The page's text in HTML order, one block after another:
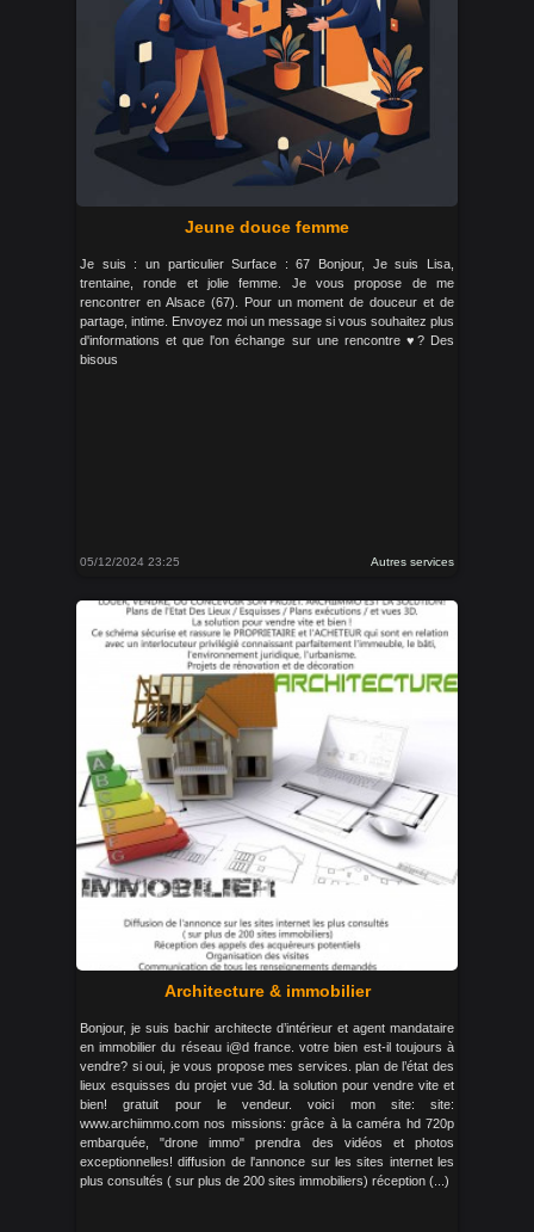
Jeune douce femme
Je suis : un particulier Surface : 67 Bonjour, Je suis Lisa,
trentaine, ronde et jolie femme. Je vous propose de me
rencontrer en Alsace (67). Pour un moment de douceur et de
partage, intime. Envoyez moi un message si vous souhaitez plus
d'informations et que l'on échange sur une rencontre ♥? Des
bisous
05/12/2024 23:25 Autres services
Architecture & immobilier
Bonjour, je suis bachir architecte d’intérieur et agent mandataire
en immobilier du réseau i@d france. votre bien est-il toujours à
vendre? si oui, je vous propose mes services. plan de l’état des
lieux esquisses du projet vue 3d. la solution pour vendre vite et
bien! gratuit pour le vendeur. voici mon site: site:
www.archiimmo.com nos missions: grâce à la caméra hd 720p
embarquée, "drone immo" prendra des vidéos et photos
exceptionnelles! diffusion de l'annonce sur les sites internet les
plus consultés ( sur plus de 200 sites immobiliers) réception (...)